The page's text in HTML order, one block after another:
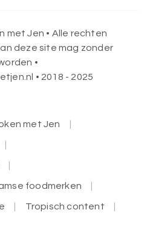
met Jen • Alle rechten
deze site mag zonder
•
• 2018 - 2025
met Jen
foodmerken
Tropisch content